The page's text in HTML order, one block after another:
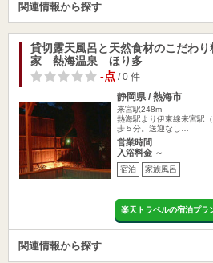
関連情報から探す
貸切露天風呂と天然食材のこだわ
家 熱海温泉 ほり多
-点 / 0 件
静岡県 / 熱海市
来宮駅248m
熱海駅より伊東線来宮駅
歩５分。送迎なし…
営業時間
入浴料金 ～
宿泊 家族風呂
楽天トラベルの宿泊プラ
関連情報から探す